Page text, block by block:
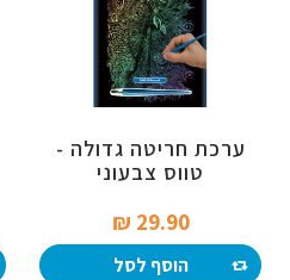
ערכת חריטה גדולה -
טווס צבעוני
29.90 ₪‎
הוסף לסל